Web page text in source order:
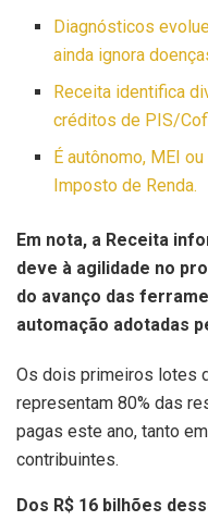
Diagnósticos
ainda ignora
Receita identifica
créditos de PIS/
É autônomo, MEI
Imposto de Renda.
Em nota, a Receita
deve à agilidade no
do avanço das
automação adotadas
Os dois primeiros lotes
representam 80% das
pagas este ano, tanto
contribuintes.
Dos R$ 16 bilhões